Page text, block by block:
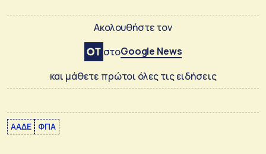
Ακολουθήστε τον
στοGoogle News
και μάθετε πρώτοι όλες τις ειδήσεις
ΑΑΔΕ ΦΠΑ